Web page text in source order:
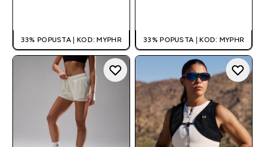
33% POPUSTA | KOD: MYPHR 33% POPUSTA | KOD: MYPHR